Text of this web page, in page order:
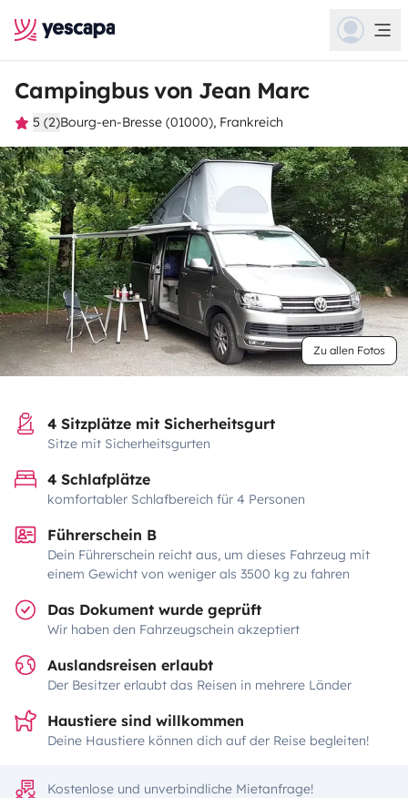
Campingbus von Jean Marc
5 (2)Bourg-en-Bresse (01000), Frankreich
Zu allen Fotos
4 Sitzplätze mit Sicherheitsgurt
Sitze mit Sicherheitsgurten
4 Schlafplätze
komfortabler Schlafbereich für 4 Personen
Führerschein B
Dein Führerschein reicht aus, um dieses Fahrzeug mit
einem Gewicht von weniger als 3500 kg zu fahren
Das Dokument wurde geprüft
Wir haben den Fahrzeugschein akzeptiert
Auslandsreisen erlaubt
Der Besitzer erlaubt das Reisen in mehrere Länder
Haustiere sind willkommen
Deine Haustiere können dich auf der Reise begleiten!
Kostenlose und unverbindliche Mietanfrage!